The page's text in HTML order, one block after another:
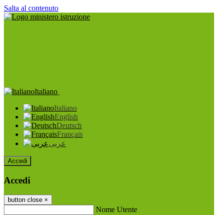
Salta al contenuto
Italiano
Italiano
English
Deutsch
Français
عربى
Accedi
Accedi
button close ×
Nome Utente